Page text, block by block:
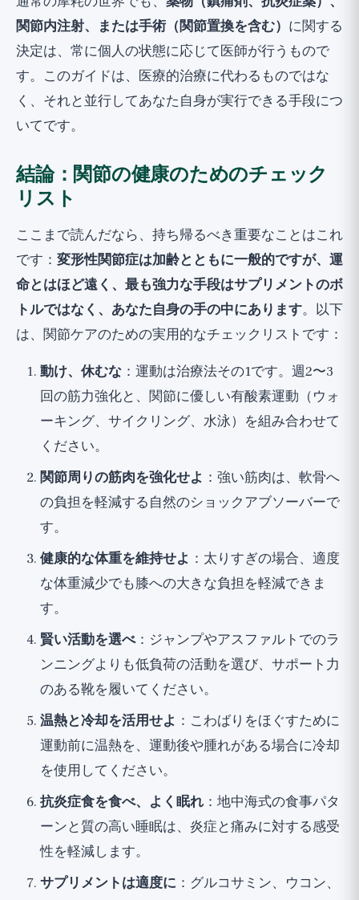
関節内注射、または手術（関節置換を含む） に関する
決定は、常に個人の状態に応じて医師が行うもので
す。このガイドは、医療的治療に代わるものではな
く、それと並行してあなた自身が実行できる手段につ
いてです。
結論：関節の健康のためのチェック
リスト
ここまで読んだなら、持ち帰るべき重要なことはこれ
です： 変形性関節症は加齢とともに一般的ですが、運
命とはほど遠く、最も強力な手段はサプリメントのボ
トルではなく、あなた自身の手の中にあります。以下
は、関節ケアのための実用的なチェックリストです：
動け、休むな ：運動は治療法その1です。週2〜3
回の筋力強化と、関節に優しい有酸素運動（ウォ
ーキング、サイクリング、水泳）を組み合わせて
ください。
関節周りの筋肉を強化せよ ：強い筋肉は、軟骨へ
の負担を軽減する自然のショックアブソーバーで
す。
健康的な体重を維持せよ ：太りすぎの場合、適度
な体重減少でも膝への大きな負担を軽減できま
す。
賢い活動を選べ：ジャンプやアスファルトでのラ
ンニングよりも低負荷の活動を選び、サポート力
のある靴を履いてください。
温熱と冷却を活用せよ ：こわばりをほぐすために
運動前に温熱を、運動後や腫れがある場合に冷却
を使用してください。
抗炎症食を食べ、よく眠れ ：地中海式の食事パタ
ーンと質の高い睡眠は、炎症と痛みに対する感受
性を軽減します。
サプリメントは適度に ：グルコサミン、ウコン、